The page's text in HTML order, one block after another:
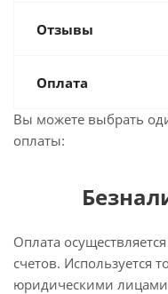
Отзывы
Оплата
Вы можете выбрать
оплаты:
Оплата
счетов. Используется
юридическими